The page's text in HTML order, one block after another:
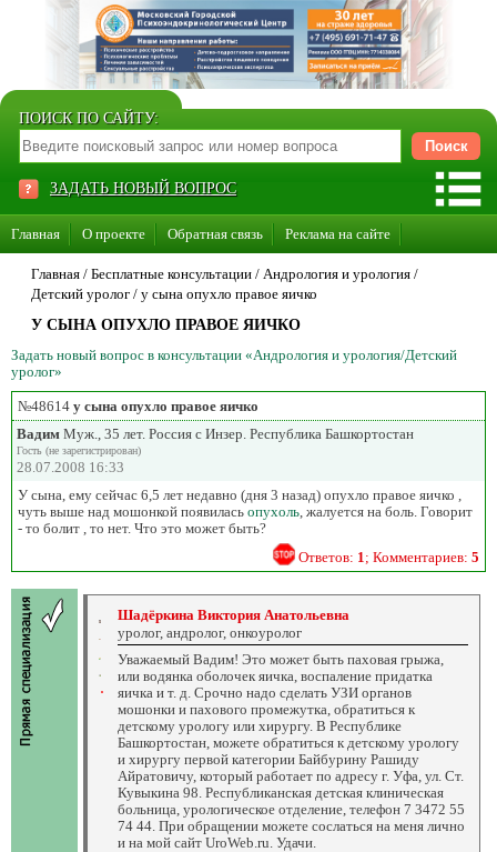
ПОИСК ПО САЙТУ:
ЗАДАТЬ НОВЫЙ ВОПРОС
Главная О проекте Обратная связь Реклама на сайте
Стать консультантом нашего сайта
Главная / Бесплатные консультации / Андрология и урология /
Детский уролог / у сына опухло правое яичко
У СЫНА ОПУХЛО ПРАВОЕ ЯИЧКО
Задать новый вопрос в консультации «Андрология и урология/Детский
уролог»
№48614 у сына опухло правое яичко
Вадим Муж., 35 лет. Россия с Инзер. Республика Башкортостан
Гость (не зарегистрирован)
28.07.2008 16:33
У сына, ему сейчас 6,5 лет недавно (дня 3 назад) опухло правое яичко ,
чуть выше над мошонкой появилась опухоль , жалуется на боль. Говорит
- то болит , то нет. Что это может быть?
Ответов: 1 ; Комментариев: 5
Шадёркина Виктория Анатольевна
уролог, андролог, онкоуролог
Уважаемый Вадим! Это может быть паховая грыжа,
или водянка оболочек яичка, воспаление придатка
яичка и т. д. Срочно надо сделать УЗИ органов
мошонки и пахового промежутка, обратиться к
детскому урологу или хирургу. В Республике
Башкортостан, можете обратиться к детскому урологу
и хирургу первой категории Байбурину Рашиду
Айратовичу, который работает по адресу г. Уфа, ул. Ст.
Кувыкина 98. Республиканская детская клиническая
больница, урологическое отделение, телефон 7 3472 55
74 44. При обращении можете сослаться на меня лично
и на мой сайт UroWeb.ru. Удачи.